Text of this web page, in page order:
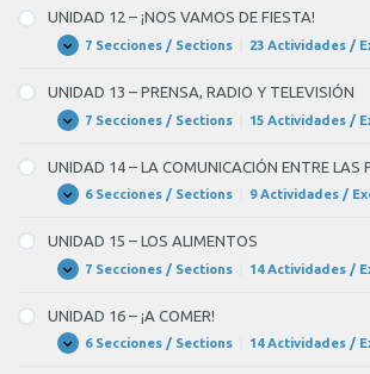
conocen
todos
sitios
de
marcha
que
de
moda.
–
EL
OCIO
Y
TIEMPO
LIBRE
UNIDAD 12 – ¡NOS VAMOS DE FIESTA!
Expandir
UNIDAD
–
¡NOS
VAMOS
DE
7 Secciones / Sections 23 Actividades /
UNIDAD 13 – PRENSA, RADIO Y TELEVISIÓN
Expandir
UNIDAD
–
PRENSA,
RADIO
Y
7 Secciones / Sections 15 Actividades /
UNIDAD 14 – LA COMUNICACIÓN ENTRE LAS
Expandir
UNIDAD
–
LA
COMUNICACIÓN
ENTRE
PERSONAS
6 Secciones / Sections 9 Actividades /
UNIDAD 15 – LOS ALIMENTOS
Expandir
UNIDAD
–
LOS
ALIMENTOS
7 Secciones / Sections 14 Actividades /
UNIDAD 16 – ¡A COMER!
Expandir
UNIDAD6 Secciones / Sections 14 Actividades /